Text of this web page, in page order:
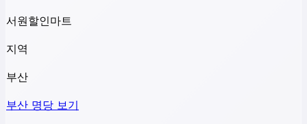
서원할인마트
지역
부산
부산 명당 보기